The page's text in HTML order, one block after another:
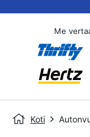
Me
Koti